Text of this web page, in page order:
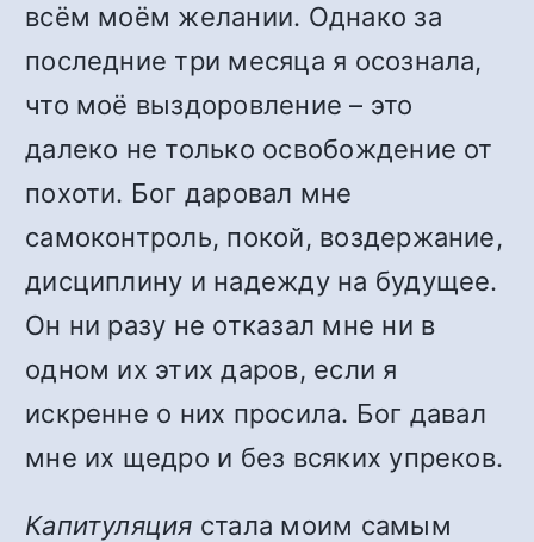
всём моём желании. Однако за
последние три месяца я осознала,
что моё выздоровление – это
далеко не только освобождение от
похоти. Бог даровал мне
самоконтроль, покой, воздержание,
дисциплину и надежду на будущее.
Он ни разу не отказал мне ни в
одном их этих даров, если я
искренне о них просила. Бог давал
мне их щедро и без всяких упреков.
Капитуляция стала моим самым